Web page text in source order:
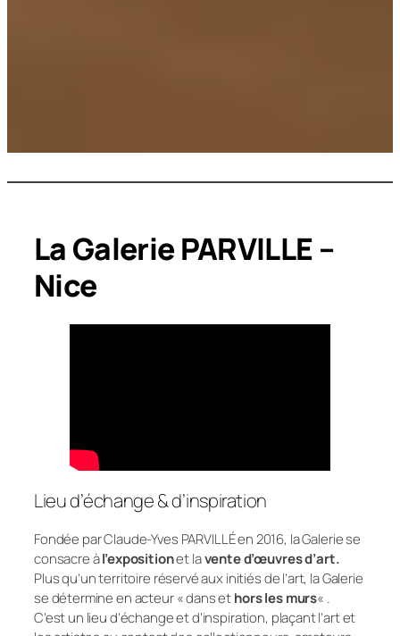
La Galerie PARVILLE –
Nice
Lieu d’échange & d’inspiration
Fondée parClaude-Yves PARVILLÉen 2016, la Galerie se
consacre àl’expositionet lavente d’œuvres d’art.
Plus qu’un territoire réservé aux initiés de l’art, la Galerie
se détermine en acteur « dans ethors les murs« .
C’est un lieu d’échange et d’inspiration, plaçant l’art et